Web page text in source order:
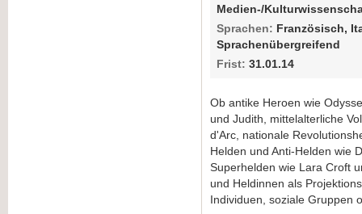
Medien-/
Sprachen: Französisch,
Sprachenübergreifend
Frist: 31.01.14
Ob antike Heroen wie
und Judith, mittelalterliche
d'Arc, nationale
Helden und Anti-Helden wie
Superhelden wie Lara Croft
und Heldinnen als
Individuen, soziale Gruppen